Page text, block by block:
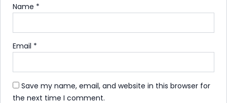
Name *
Email *
Save my name, email, and website in this browser for
the next time I comment.